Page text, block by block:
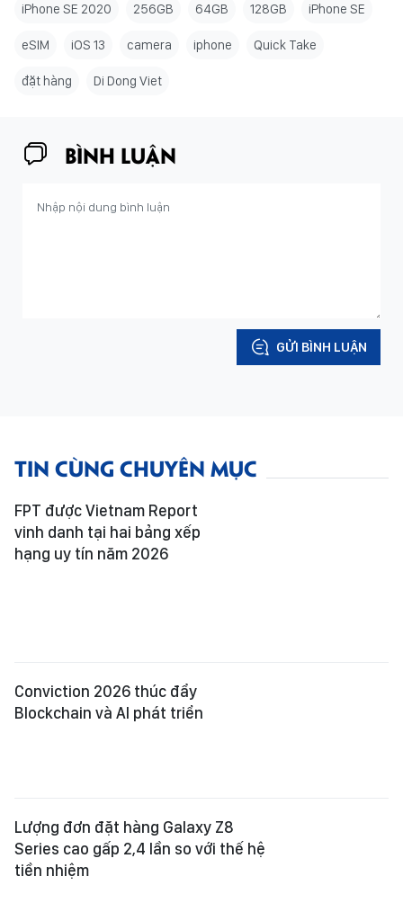
iPhone SE 2020 256GB 64GB 128GB iPhone SE
eSIM iOS 13 camera iphone Quick Take
đặt hàng Di Dong Viet
BÌNH LUẬN
GỬI BÌNH LUẬN
TIN CÙNG CHUYÊN MỤC
FPT được Vietnam Report
vinh danh tại hai bảng xếp
hạng uy tín năm 2026
Conviction 2026 thúc đẩy
Blockchain và AI phát triển
Lượng đơn đặt hàng Galaxy Z8
Series cao gấp 2,4 lần so với thế hệ
tiền nhiệm